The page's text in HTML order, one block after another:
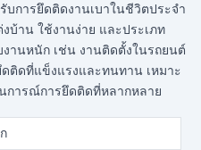
บการยึดติดงานเบาในชีวิตประจำ
บ้าน ใช้งานง่าย และประเภท
านหนัก เช่น งานติดตั้งในรถยนต์
ติดที่แข็งแรงและทนทาน เหมาะ
การณ์การยึดติดที่หลากหลาย